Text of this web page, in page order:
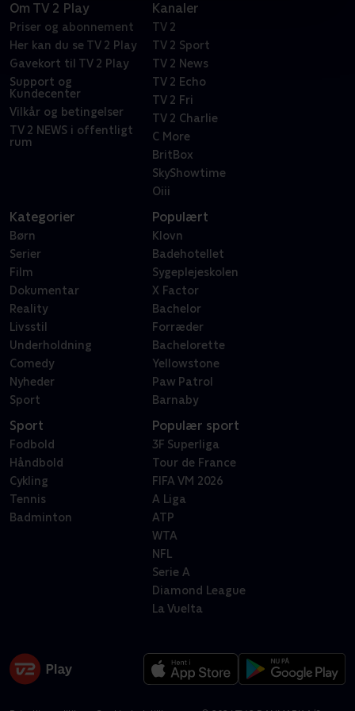
Om TV 2 Play
Priser og abonnement
Her kan du se TV 2 Play
Gavekort til TV 2 Play
Support og
Kundecenter
Vilkår og betingelser
TV 2 NEWS i offentligt
rum
Kanaler
TV 2
TV 2 Sport
TV 2 News
TV 2 Echo
TV 2 Fri
TV 2 Charlie
C More
BritBox
SkyShowtime
Oiii
Kategorier
Børn
Serier
Film
Dokumentar
Reality
Livsstil
Underholdning
Comedy
Nyheder
Sport
Populært
Klovn
Badehotellet
Sygeplejeskolen
X Factor
Bachelor
Forræder
Bachelorette
Yellowstone
Paw Patrol
Barnaby
Sport
Fodbold
Håndbold
Cykling
Tennis
Badminton
Populær sport
3F Superliga
Tour de France
FIFA VM 2026
A Liga
ATP
WTA
NFL
Serie A
Diamond League
La Vuelta